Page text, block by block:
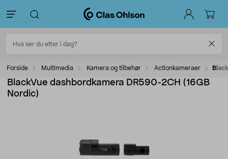
Forside Multimedia Kamera og tilbehør Actionkameraer
BlackVue dashbordkamera DR590-2CH (16GB
Nordic)